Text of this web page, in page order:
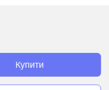
Купити